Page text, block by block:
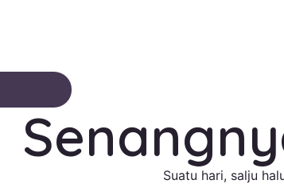
Suatu hari, salju